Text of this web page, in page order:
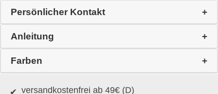
Persönlicher Kontakt
Anleitung
Farben
versandkostenfrei ab 49€ (D)